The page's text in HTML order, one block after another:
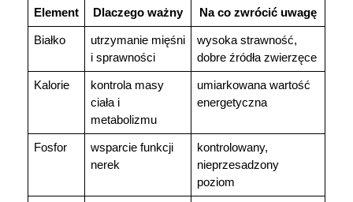
Element Dlaczego ważny Na co zwrócić uwagę
Białko
utrzymanie mięśni
i sprawności
wysoka strawność,
dobre źródła zwierzęce
Kalorie
kontrola masy
ciała i
metabolizmu
umiarkowana wartość
energetyczna
Fosfor
wsparcie funkcji
nerek
kontrolowany,
nieprzesadzony
poziom